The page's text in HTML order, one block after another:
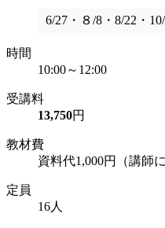
6/27・８/8・8/22・
時間
10:00～12:00
受講料
13,750円
教材費
資料代1,000円（講師
定員
16人